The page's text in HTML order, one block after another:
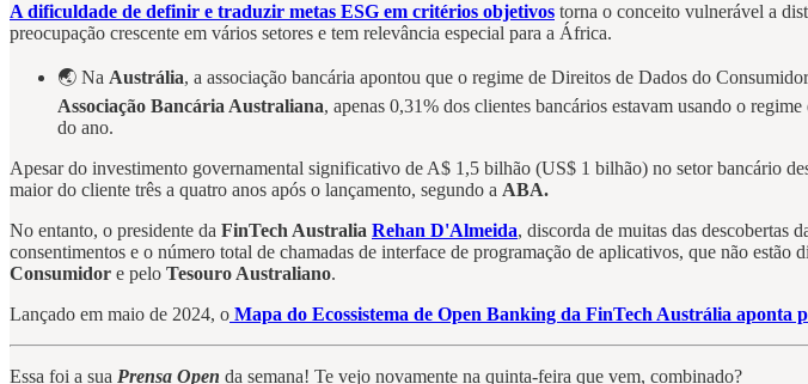
A dificuldade de definir e traduzir metas ESG em critérios objetivos torna o conceito vulnerável a
preocupação crescente em vários setores e tem relevância especial para a África.
🌏 Na Austrália, a associação bancária apontou que o regime de Direitos de Dados do
Associação Bancária Australiana, apenas 0,31% dos clientes bancários estavam usando o
do ano.
Apesar do investimento governamental significativo de A$ 1,5 bilhão (US$ 1 bilhão) no setor bancário
maior do cliente três a quatro anos após o lançamento, segundo a ABA.
No entanto, o presidente da FinTech Australia Rehan D'Almeida, discorda de muitas das descobertas
consentimentos e o número total de chamadas de interface de programação de aplicativos, que não estão
Consumidor e pelo Tesouro Australiano.
Lançado em maio de 2024, o Mapa do Ecossistema de Open Banking da FinTech Austrália aponta
Essa foi a sua Prensa Open da semana! Te vejo novamente na quinta-feira que vem, combinado?